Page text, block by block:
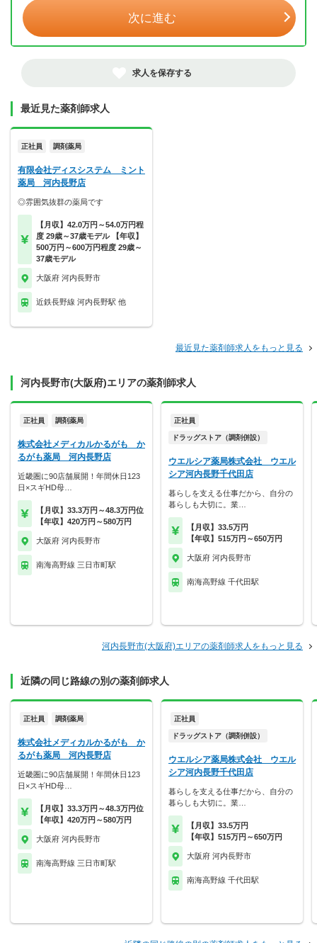
次に進む
求人を保存する
最近見た薬剤師求人
正社員 調剤薬局
有限会社ディスシステム ミント
薬局 河内長野店
◎雰囲気抜群の薬局です
【月収】42.0万円～54.0万円程
度 29歳～37歳モデル 【年収】
500万円～600万円程度 29歳～
37歳モデル
大阪府 河内長野市
近鉄長野線 河内長野駅 他
最近見た薬剤師求人をもっと見る
河内長野市(大阪府)エリアの薬剤師求人
正社員 調剤薬局
株式会社メディカルかるがも か
るがも薬局 河内長野店
近畿圏に90店舗展開！年間休日123
日×スギHD母…
【月収】33.3万円～48.3万円位
【年収】420万円～580万円
大阪府 河内長野市
南海高野線 三日市町駅
正社員
ドラッグストア（調剤併設）
ウエルシア薬局株式会社 ウエル
シア河内長野千代田店
暮らしを支える仕事だから、自分の
暮らしも大切に。業…
【月収】33.5万円
【年収】515万円～650万円
大阪府 河内長野市
南海高野線 千代田駅
河内長野市(大阪府)エリアの薬剤師求人をもっと見る
近隣の同じ路線の別の薬剤師求人
正社員 調剤薬局
株式会社メディカルかるがも か
るがも薬局 河内長野店
近畿圏に90店舗展開！年間休日123
日×スギHD母…
【月収】33.3万円～48.3万円位
【年収】420万円～580万円
大阪府 河内長野市
南海高野線 三日市町駅
正社員
ドラッグストア（調剤併設）
ウエルシア薬局株式会社 ウエル
シア河内長野千代田店
暮らしを支える仕事だから、自分の
暮らしも大切に。業…
【月収】33.5万円
【年収】515万円～650万円
大阪府 河内長野市
南海高野線 千代田駅